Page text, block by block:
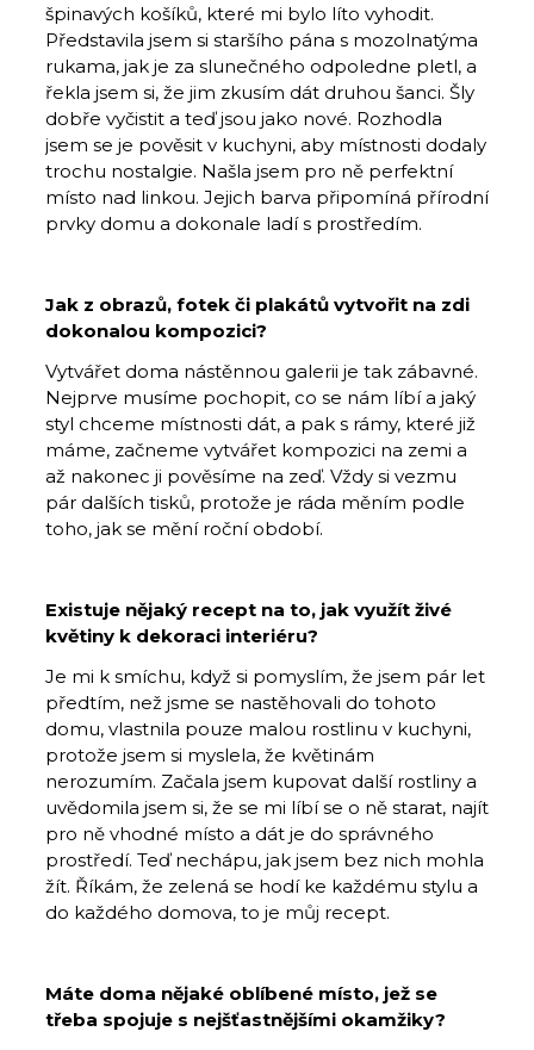
špinavých košíků, které mi bylo líto vyhodit.
Představila jsem si staršího pána s mozolnatýma
rukama, jak je za slunečného odpoledne pletl, a
řekla jsem si, že jim zkusím dát druhou šanci. Šly
dobře vyčistit a teď jsou jako nové. Rozhodla
jsem se je pověsit v kuchyni, aby místnosti dodaly
trochu nostalgie. Našla jsem pro ně perfektní
místo nad linkou. Jejich barva připomíná přírodní
prvky domu a dokonale ladí s prostředím.
Jak z obrazů, fotek či plakátů vytvořit na zdi
dokonalou kompozici?
Vytvářet doma nástěnnou galerii je tak zábavné.
Nejprve musíme pochopit, co se nám líbí a jaký
styl chceme místnosti dát, a pak s rámy, které již
máme, začneme vytvářet kompozici na zemi a
až nakonec ji pověsíme na zeď. Vždy si vezmu
pár dalších tisků, protože je ráda měním podle
toho, jak se mění roční období.
Existuje nějaký recept na to, jak využít živé
květiny k dekoraci interiéru?
Je mi k smíchu, když si pomyslím, že jsem pár let
předtím, než jsme se nastěhovali do tohoto
domu, vlastnila pouze malou rostlinu v kuchyni,
protože jsem si myslela, že květinám
nerozumím. Začala jsem kupovat další rostliny a
uvědomila jsem si, že se mi líbí se o ně starat, najít
pro ně vhodné místo a dát je do správného
prostředí. Teď nechápu, jak jsem bez nich mohla
žít. Říkám, že zelená se hodí ke každému stylu a
do každého domova, to je můj recept.
Máte doma nějaké oblíbené místo, jež se
třeba spojuje s nejšťastnějšími okamžiky?